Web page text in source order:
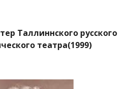
Таллиннского русского
театра(1999)